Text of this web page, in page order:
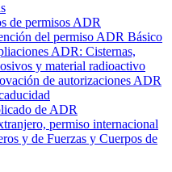
de permisos ADR
del permiso ADR Básico
ADR: Cisternas,
y material radioactivo
de autorizaciones ADR
de ADR
permiso internacional
y de Fuerzas y Cuerpos de